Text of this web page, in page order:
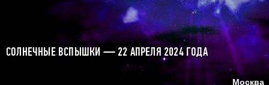
СОЛНЕЧНЫЕ ВСПЫШКИ — 22 АПРЕЛЯ 2024 ГОДА
Москва